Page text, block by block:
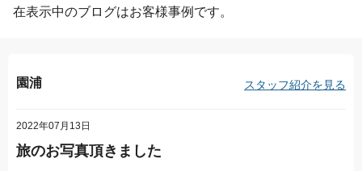
在表示中のブログはお客様事例 です。
園浦 スタッフ紹介を見る
2022年07月13日
旅のお写真頂きました